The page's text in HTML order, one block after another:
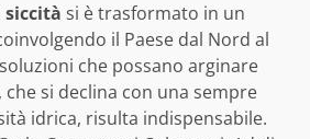
siccità si è trasformato in un
il Paese dal Nord al
che possano arginare
, che si declina con una sempre
idrica, risulta indispensabile.